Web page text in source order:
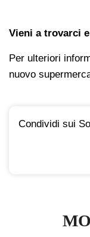
Vieni a trovarci
Per ulteriori
nuovo
Condividi sui